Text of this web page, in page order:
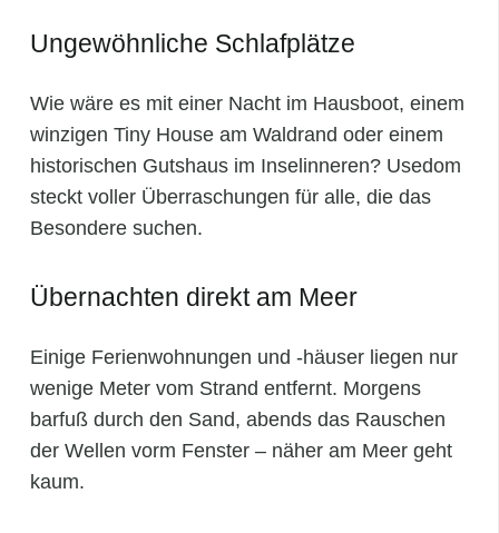
Ungewöhnliche Schlafplätze
Wie wäre es mit einer Nacht im Hausboot, einem
winzigen Tiny House am Waldrand oder einem
historischen Gutshaus im Inselinneren? Usedom
steckt voller Überraschungen für alle, die das
Besondere suchen.
Übernachten direkt am Meer
Einige Ferienwohnungen und -häuser liegen nur
wenige Meter vom Strand entfernt. Morgens
barfuß durch den Sand, abends das Rauschen
der Wellen vorm Fenster – näher am Meer geht
kaum.